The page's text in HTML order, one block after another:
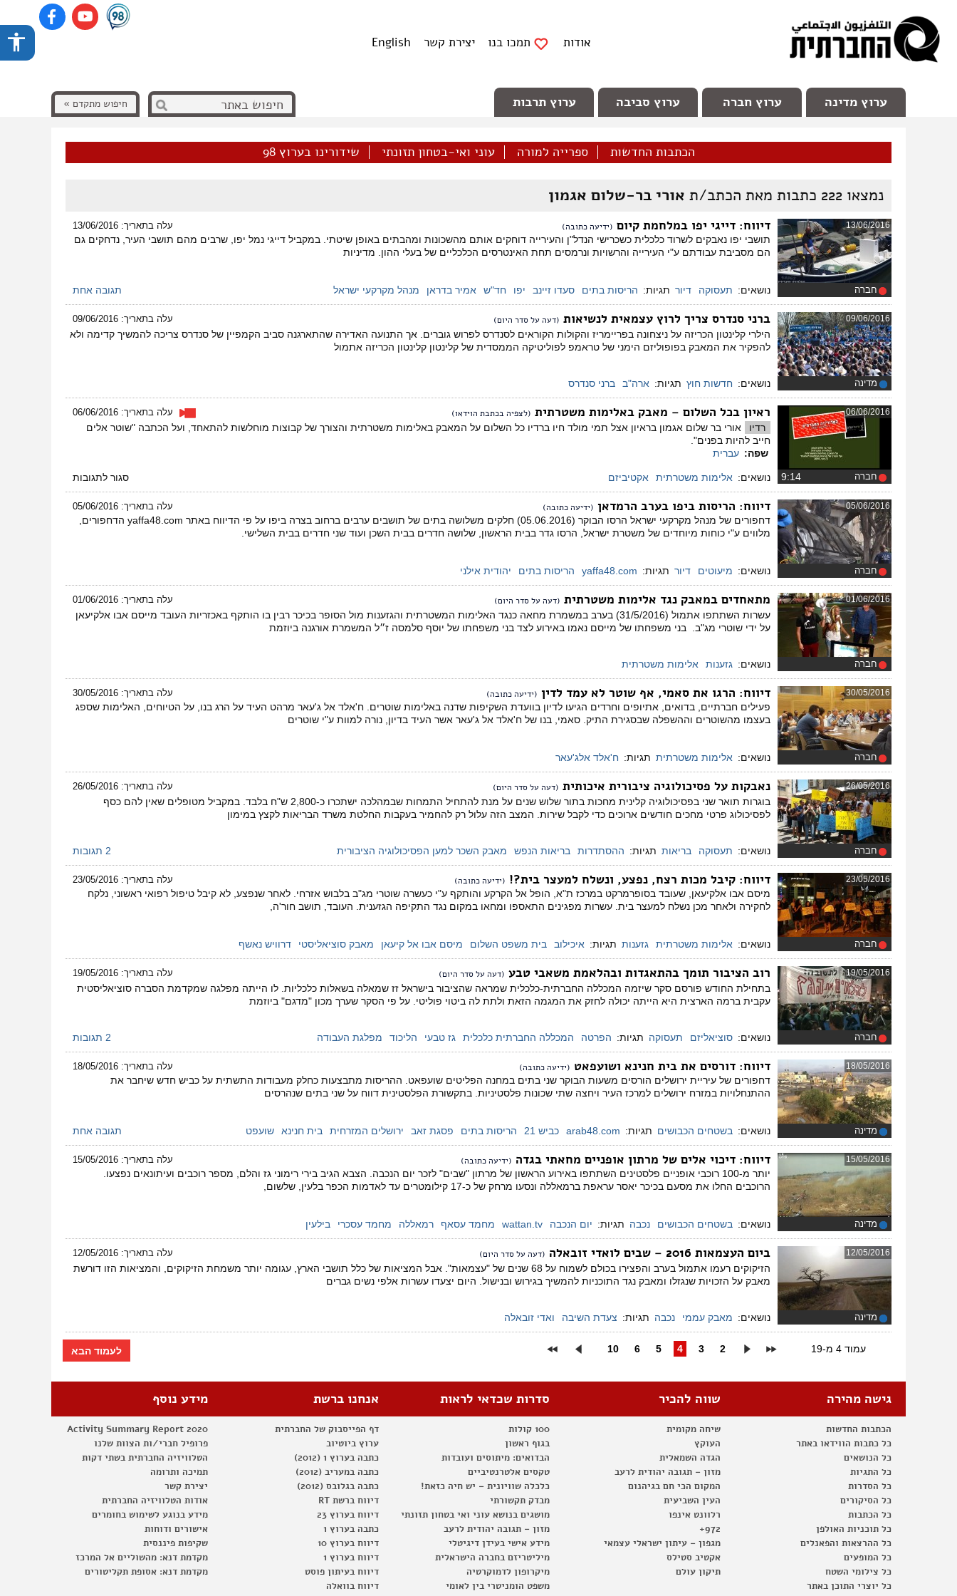
אודות תמכו בנו יצירת קשר English
ערוץ מדינה ערוץ חברה ערוץ סביבה ערוץ תרבות חיפוש מתקדם »
הכתבות החדשות ספרייה למורה עוני ואי-בטחון תזונתי שידורינו בערוץ 98
נמצאו 222 כתבות מאת הכתב/ת אורי בר-שלום אגמון
13/06/2016
חברה
דיווח: דייגי יפו במלחמת קיום (ידיעה כתובה) עלה בתאריך: 13/06/2016
תושבי יפו נאבקים לשרוד כלכלית כשכרישי הנדל"ן והעירייה דוחקים אותם מהשכונות ומהבתים באופן שיטתי. במקביל דייגי נמל יפו, שרבים מהם תושבי העיר, נדחקים גם
הם מסביבת עבודתם ע"י העירייה והרשויות ונרמסים תחת האינטרסים הכלכליים של בעלי ההון. מדיניות
נושאים: תעסוקה דיור תגיות: הריסות בתים סעדו זיינב יפו חד"ש אמיר בדראן מנהל מקרקעי ישראל תגובה אחת
09/06/2016
מדינה
ברני סנדרס צריך לרוץ עצמאית לנשיאות (דעה על סדר היום) עלה בתאריך: 09/06/2016
הילרי קלינטון הכריזה על ניצחונה בפריימריז והקולות הקוראים לסנדרס לפרוש גוברים. אך התנועה האדירה שהתארגנה סביב הקמפיין של סנדרס צריכה להמשיך קדימה ולא
להפקיר את המאבק בפופוליזם הימני של טראמפ לפוליטיקה הממסדית של קלינטון קלינטון הכריזה אתמול
נושאים: חדשות חוץ תגיות: ארה"ב ברני סנדרס
06/06/2016
חברה
ראיון בכל השלום – מאבק באלימות משטרתית (לצפיה בכתבת הוידאו) עלה בתאריך: 06/06/2016
רדיו
אורי בר שלום אגמון בראיון אצל תמי מולד חיו ברדיו כל השלום על המאבק באלימות משטרתית והצורך של קבוצות מוחלשות להתאחד, ועל הכתבה "שוטר אלים
חייב להיות בפנים".
שפה: עברית
נושאים: אלימות משטרתית אקטיביזם סגור לתגובותעל
ראיון
בכל
05/06/2016
חברה
דיווח: הריסות ביפו בערב הרמדאן (ידיעה כתובה) עלה בתאריך: 05/06/2016
דחפורים של מנהל מקרקעי ישראל הרסו הבוקר (05.06.2016) חלקים משלושה בתים של תושבים ערבים ברחוב בצרה ביפו על פי הדיווח באתר yaffa48.com הדחפורים,
מלווים ע"י כוחות מיוחדים של משטרת ישראל, הרסו גדר בבית הראשון, שלושה חדרים בבית השכן ועוד שני חדרים בבית השלישי.
נושאים: מיעוטים דיור תגיות: yaffa48.com הריסות בתים יהודית אילני
01/06/2016
חברה
מתאחדים במאבק נגד אלימות משטרתית (דעה על סדר היום) עלה בתאריך: 01/06/2016
עשרות השתתפו אתמול (31/5/2016) בערב במשמרת מחאה כנגד האלימות המשטרתית והגזענות מול הסופר בכיכר רבין בו הותקף באכזריות העובד מייסם אבו אלקיעאן
על ידי שוטרי מג"ב. בני משפחתו של מייסם נאמו באירוע לצד בני משפחתו של יוסף סלמסה ז״ל המשמרת אורגנה ביוזמת
נושאים: גזענות אלימות משטרתית
30/05/2016
חברה
דיווח: הרגו את סאמי, אף שוטר לא עמד לדין (ידיעה כתובה) עלה בתאריך: 30/05/2016
פעילים חברתיים, בדואים, אתיופים וחרדים הגיעו לדיון בוועדת השקיפות שדנה באלימות שוטרים. ח'אלד אל ג'עאר מרהט העיד על הרג בנו, על הטיוחים, האלימות שספג
בעצמו מהשוטרים וההשפלה שבסגירת התיק. סאמי, בנו של ח'אלד אל ג'עאר אשר העיד בדיון, נורה למוות ע"י שוטרים
נושאים: אלימות משטרתית תגיות: ח'אלד אלג'עאר
26/05/2016
חברה
נאבקות על פסיכולוגיה ציבורית איכותית (דעה על סדר היום) עלה בתאריך: 26/05/2016
בוגרות תואר שני בפסיכולוגיה קלינית מחכות בתור שלוש שנים על מנת להתחיל התמחות שבמהלכה ישתכרו כ-2,800 ש"ח בלבד. במקביל מטופלים שאין להם כסף
לפסיכולוג פרטי מחכים חודשים ארוכים כדי לקבל שירות. המצב הזה עלול רק להחמיר בעקבות החלטת משרד הבריאות לקצץ במימון
נושאים: תעסוקה בריאות תגיות: ההסתדרות בריאות הנפש מאבק השכר למען הפסיכולוגיה הציבורית 2 תגובות
23/05/2016
חברה
דיווח: קיבל מכות רצח, נפצע, ונשלח למעצר בית?! (ידיעה כתובה) עלה בתאריך: 23/05/2016
מיסם אבו אלקיעאן, שעובד בסופרמרקט במרכז ת"א, הופל אל הקרקע והותקף ע"י כעשרה שוטרי מג"ב בלבוש אזרחי. לאחר שנפצע, לא קיבל טיפול רפואי ראשוני, נלקח
לחקירה ולאחר מכן נשלח למעצר בית. עשרות מפגינים התאספו ומחאו במקום נגד התקיפה הגזענית. העובד, תושב חור'ה,
נושאים: אלימות משטרתית גזענות תגיות: איכילוב בית משפט השלום מיסם אבו אל קיעאן מאבק סוציאליסטי דרוויש נאשף
19/05/2016
חברה
רוב הציבור תומך בהתאגדות ובהלאמת משאבי טבע (דעה על סדר היום) עלה בתאריך: 19/05/2016
בתחילת החודש פורסם סקר שיזמה המכללה החברתית-כלכלית שמראה שהציבור בישראל זז שמאלה בשאלות כלכליות. לו הייתה מפלגה שמקדמת הסברה סוציאליסטית
עקבית ברמה הארצית היא הייתה יכולה לחזק את המגמה הזאת ולתת לה ביטוי פוליטי. על פי הסקר שערך מכון "מדגם" ביוזמת
נושאים: סוציאליזם תעסוקה תגיות: הפרטה המכללה החברתית כלכלית גז טבעי הליכוד מפלגת העבודה 2 תגובות
18/05/2016
מדינה
דיווח: דורסים את בית חנינא ושועפאט (ידיעה כתובה) עלה בתאריך: 18/05/2016
דחפורים של עיריית ירושלים הורסים משעות הבוקר שני בתים במחנה הפליטים שועפאט. ההריסות מתבצעות כחלק מעבודות התשתית על כביש חדש שיחבר את
ההתנחלויות במזרח ירושלים למרכז העיר ויחצה שתי שכונות פלסטיניות. בתקשורת הפלסטינית דווח על שני בתים שנהרסים
נושאים: בשטחים הכבושים תגיות: arab48.com כביש 21 הריסות בתים פסגת זאב ירושלים המזרחית בית חנינא שועפט תגובה אחת
15/05/2016
מדינה
דיווח: דיכוי אלים של מרתון אופניים מחאתי בגדה (ידיעה כתובה) עלה בתאריך: 15/05/2016
יותר מ-100 רוכבי אופניים פלסטינים השתתפו באירוע הראשון של מרתון "שבים" לזכר יום הנכבה. הצבא הגיב בירי רימוני גז והלם, מספר רוכבים ועיתונאים נפצעו.
הרוכבים החלו את מסעם בכיכר יאסר עראפת ברמאללה ונסעו מרחק של כ-17 קילומטרים עד לאדמות הכפר בלעין, שלשום,
נושאים: בשטחים הכבושים נכבה תגיות: יום הנכבה wattan.tv מחמד עסאף רמאללה מחמד עסכרי בילעין
12/05/2016
מדינה
ביום העצמאות 2016 – שבים לואדי זובאלה (דעה על סדר היום) עלה בתאריך: 12/05/2016
הזיקוקים רעמו אתמול בערב והפצירו בכולם לשמוח על 68 שנים של "עצמאות". אבל המציאות של כלל תושבי הארץ, עגומה יותר משמחת הזיקוקים, והמציאות הזו דורשת
מאבק על הזכויות שנגזלו ומאבק נגד התוכניות להמשיך בגירוש ובנישול. היום יצעדו עשרות אלפי נשים גברים
נושאים: מאבק עממי נכבה תגיות: צעדת השיבה ואדי זובאלה
עמוד 4 מ-19 2
3
4
5
6
10 לעמוד הבא
גישה מהירה
הכתבות החדשות
כל כתבות הווידאו באתר
כל הנושאים
כל התגיות
כל הסדרות
כל הסיקורים
כל הכתבות
כל תוכניות האולפן
כל ההרצאות והפאנלים
כל המופעים
כל צילומי השטח
כל יוצרי התוכן באתר
שווה להכיר
שיחה מקומית
העוקץ
הגדה השמאלית
מזון – תגובה יהודית לרעב
המקום הכי חם בגיהנום
העין השביעית
רלוונט אינפו
972+
מגפון – עיתון ישראלי עצמאי
אקטיב סטילס
תיקון עולם
סדרות שכדאי לראות
100 קולות
בגוף ראשון
הבדואים: מיתוסים ועובדות
טקסים אלטרנטיביים
כלכלה שוויונית – יש חיה כזאת!
מבדק תקשורתי
מושגים בנושא עוני ואי בטחון תזונתי
מזון – תגובה יהודית לרעב
מידע אישי בעידן דיגיטלי
מיליטריזם בחברה הישראלית
מיקרופון לדמוקרטיה
משפט הומניטרי בין לאומי
אנחנו ברשת
דף הפייסבוק של החברתית
ערוץ ביוטיוב
כתבה בערוץ 1 (2012)
כתבה במעריב (2012)
כתבה בגלובס (2012)
דיווח ברשת RT
דיווח בערוץ 23
כתבה בערוץ 1
דיווח בערוץ 10
דיווח בערוץ 1
דיווח בעיתון פוסט
דיווח בוואלה
מידע נוסף
Activity Summary Report 2020
פרופיל חברי/ות הצוות שלנו
הטלוויזיה החברתית בשתי דקות
תמיכה ותרומה
יצירת קשר
אודות הטלוויזיה החברתית
מידע בנוגע לשימוש בחומרים
אישורים ודוחות
שקיפות פיננסית
מקדמת דנא: מהשוליים אל המרכז
מקדמת דנא: אסופת תקליטורים